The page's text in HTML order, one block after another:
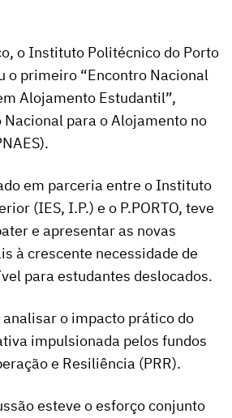
o Instituto Politécnico do Porto
o primeiro “Encontro Nacional
Alojamento Estudantil”,
Nacional para o Alojamento no
em parceria entre o Instituto
(IES, I.P.) e o P.PORTO, teve
e apresentar as novas
à crescente necessidade de
para estudantes deslocados.
o impacto prático do
impulsionada pelos fundos
e Resiliência (PRR).
esteve o esforço conjunto